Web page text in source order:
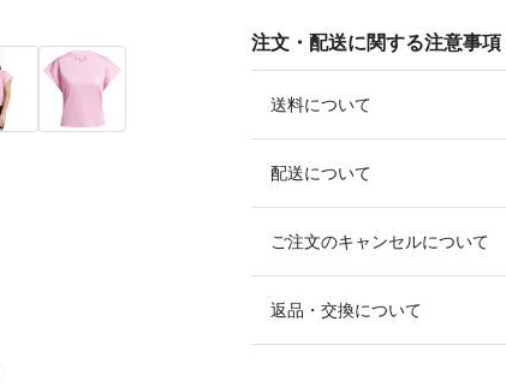
注文・配送に関する注意事項
送料について
配送について
ご注文のキャンセルについて
返品・交換について